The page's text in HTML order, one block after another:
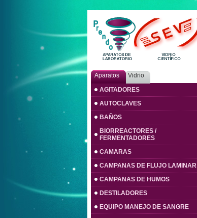
Aparatos
Vidrio
AGITADORES
AUTOCLAVES
BAÑOS
BIORREACTORES /
FERMENTADORES
CAMARAS
CAMPANAS DE FLUJO LAMINAR
CAMPANAS DE HUMOS
DESTILADORES
EQUIPO MANEJO DE SANGRE